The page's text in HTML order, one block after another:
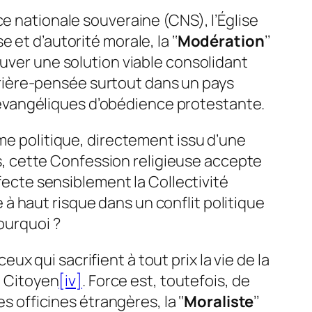
souveraine (CNS), l’Église
d’autorité morale, la ‘‘Modération’’
une solution viable consolidant
pensée surtout dans un pays
d’obédience protestante.
politique, directement issu d’une
cette Confession religieuse accepte
sensiblement la Collectivité
haut risque dans un conflit politique
?
qui sacrifient à tout prix la vie de la
Citoyen[iv]. Force est, toutefois, de
étrangères, la ‘‘Moraliste’’